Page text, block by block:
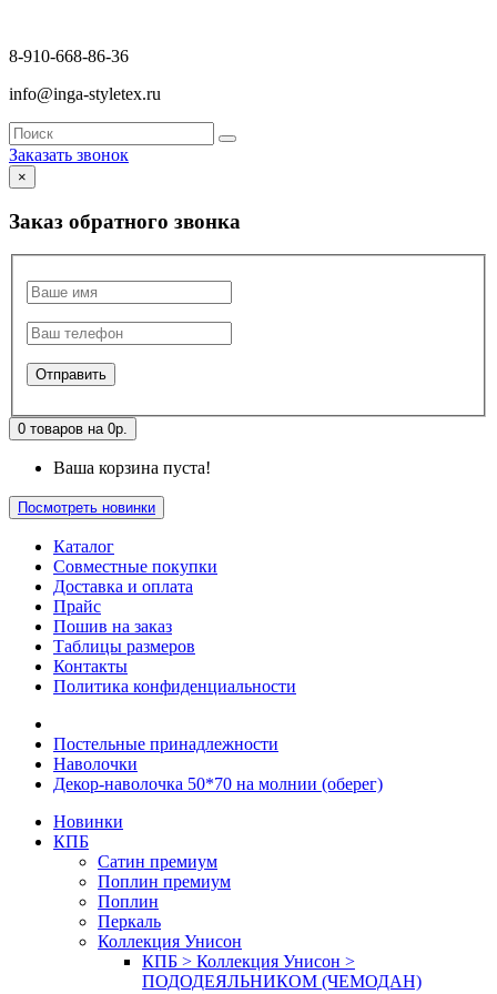
8-910-668-86-36
info@inga-styletex.ru
Заказать звонок
×
Заказ обратного звонка
0 товаров на 0р.
Ваша корзина пуста!
Посмотреть новинки
Каталог
Совместные покупки
Доставка и оплата
Прайс
Пошив на заказ
Таблицы размеров
Контакты
Политика конфиденциальности
Постельные принадлежности
Наволочки
Декор-наволочка 50*70 на молнии (оберег)
Новинки
КПБ
Сатин премиум
Поплин премиум
Поплин
Перкаль
Коллекция Унисон
КПБ > Коллекция Унисон >
ПОДОДЕЯЛЬНИКОМ (ЧЕМОДАН)